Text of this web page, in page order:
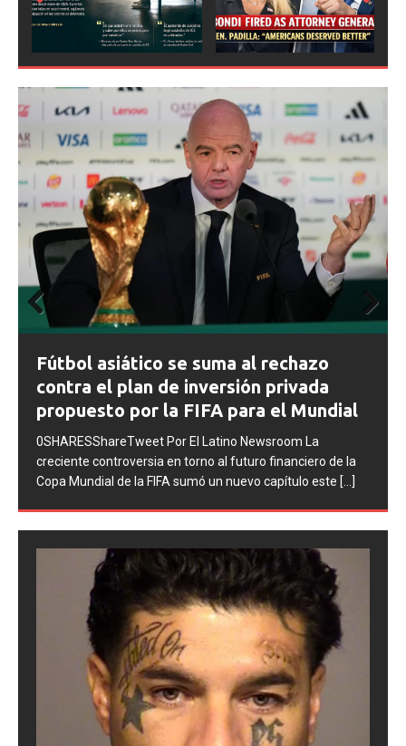
Prev
Next
FIFA abre expedientes disciplinarios
contra Argentina tras los incidentes en
la final del Mundial 2026
0SHARESShareTweet Por El Latino Newsroom La FIFA
inició una serie de procesos disciplinarios contra la
Asociación del Fútbol Argentino (AFA), cuatro integrantes
de la selección
Prev
ious
Next